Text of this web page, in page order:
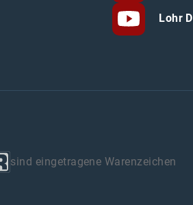
Lohr
sind eingetragene Warenzeichen